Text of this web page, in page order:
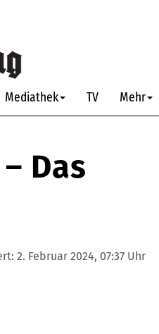
Mediathek TV Mehr
Das
2. Februar 2024, 07:37 Uhr